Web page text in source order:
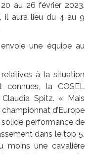
au 26 février 2023.
il aura lieu du 4 au 9
une équipe au
à la situation
la COSEL
Spitz. « Mais
d’Europe
solide performance de
dans le top 5.
moins une cavalière